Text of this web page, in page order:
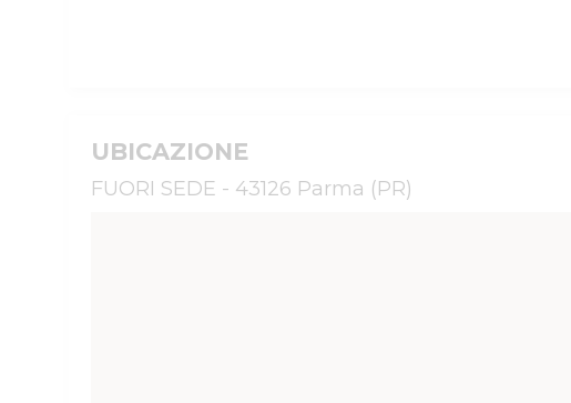
UBICAZIONE
FUORI SEDE - 43126 Parma (PR)